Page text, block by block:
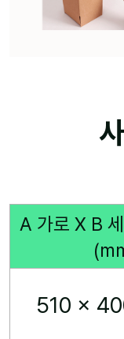
A 가로 X B
510 x